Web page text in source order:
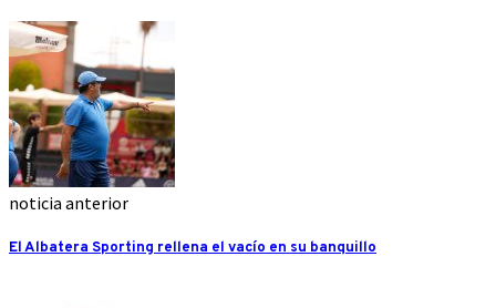
noticia anterior
El Albatera Sporting rellena el vacío en su banquillo